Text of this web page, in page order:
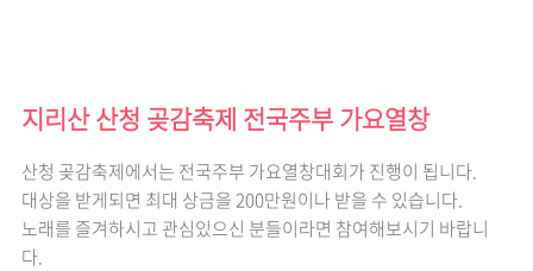
지리산 산청 곶감축제 전국주부 가요열창
산청 곶감축제에서는 전국주부 가요열창대회가 진행이 됩니다.
대상을 받게되면 최대 상금을 200만원이나 받을 수 있습니다.
노래를 즐겨하시고 관심있으신 분들이라면 참여해보시기 바랍니
다.